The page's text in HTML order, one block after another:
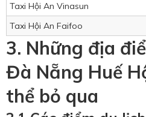
Taxi Hội An Vinasun
Taxi Hội An Faifoo
3. Những địa
Đà Nẵng Huế
thể bỏ qua